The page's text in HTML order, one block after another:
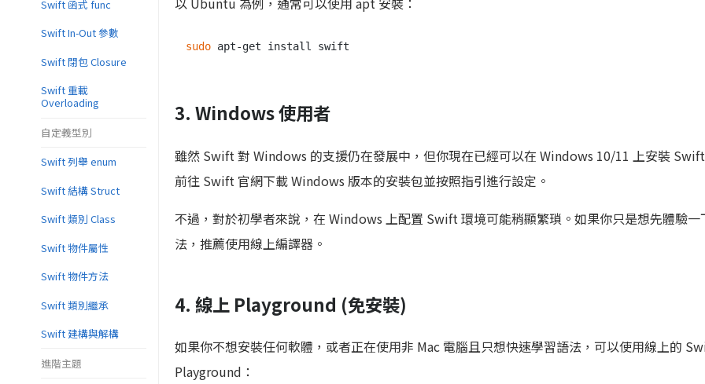
sudo
3. Windows 使用者
雖然 Swift 對 Windows 的支援仍在發展中，但你現在已經可以在 Windows 10/11 上安裝
前往 Swift 官網下載 Windows 版本的安裝包並按照指引進行設定。
不過，對於初學者來說，在 Windows 上配置 Swift 環境可能稍顯繁瑣。如果你只是想先體驗
法，推薦使用線上編譯器。
4. 線上 Playground (免安裝)
如果你不想安裝任何軟體，或者正在使用非 Mac 電腦且只想快速學習語法，可以使用線上的
Playground：
Swift 函式 func
Swift In-Out 參數
Swift 閉包 Closure
Swift 重載
Overloading
自定義型別
Swift 列舉 enum
Swift 結構 Struct
Swift 類別 Class
Swift 物件屬性
Swift 物件方法
Swift 類別繼承
Swift 建構與解構
進階主題